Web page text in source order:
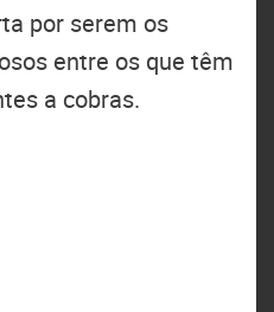
por serem os
entre os que têm
a cobras.